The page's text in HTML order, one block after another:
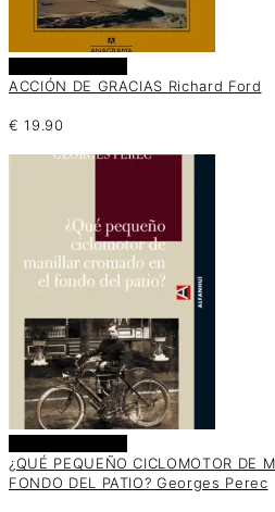
ACCIÓN DE GRACIAS Richard Ford
€ 19.90
¿QUÉ PEQUEÑO CICLOMOTOR DE
FONDO DEL PATIO? Georges Perec